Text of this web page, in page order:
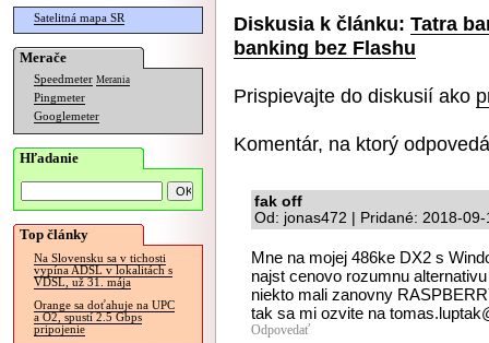
Satelitná mapa SR
Merače
Speedmeter Merania
Pingmeter
Googlemeter
Hľadanie
Top články
Na Slovensku sa v tichosti
vypína ADSL v lokalitách s
VDSL, už 31. mája
Orange sa doťahuje na UPC
a O2, spustí 2.5 Gbps
pripojenie
Diskusia k článku: Tatra
banking bez Flashu
Prispievajte do diskusií ako
Komentár, na ktorý
fak off
Od: jonas472 | Pridané: 2018-
Mne na mojej 486ke DX2 s
najst cenovo rozumnu
niekto mali zanovny
tak sa mi ozvite na
Odpovedať